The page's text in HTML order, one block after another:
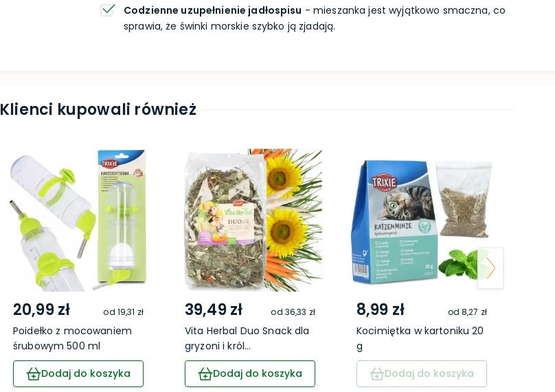
Codzienne uzupełnienie jadłospisu - mieszanka jest wyjątkowo smaczna, co
sprawia, że świnki morskie szybko ją zjadają.
Klienci kupowali również
20,99 zł od 19,31 zł
Poidełko z mocowaniem
śrubowym 500 ml
Dodaj do koszyka
39,49 zł od 36,33 zł
Vita Herbal Duo Snack dla
gryzoni i król...
Dodaj do koszyka
8,99 zł od8,27 zł
Kocimiętka w kartoniku 20
g
Dodaj do koszyka